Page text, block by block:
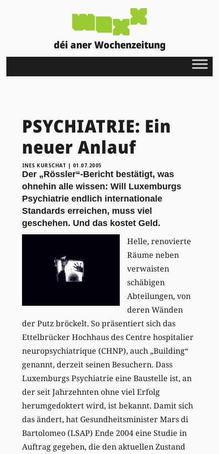
déi aner Wochenzeitung
PSYCHIATRIE: Ein
neuer Anlauf
INES KURSCHAT | 01.07.2005
Der „Rössler“-Bericht bestätigt, was
ohnehin alle wissen: Will Luxemburgs
Psychiatrie endlich internationale
Standards erreichen, muss viel
geschehen. Und das kostet Geld.
Helle, renovierte
Räume neben
verwaisten
schäbigen
Abteilungen, von
deren Wänden
der Putz bröckelt. So präsentiert sich das
Ettelbrücker Hochhaus des Centre hospitalier
neuropsychiatrique (CHNP), auch „Building“
genannt, derzeit seinen Besuchern. Dass
Luxemburgs Psychiatrie eine Baustelle ist, an
der seit Jahrzehnten ohne viel Erfolg
herumgedoktert wird, ist bekannt. Damit sich
das ändert, hat Gesundheitsminister Mars di
Bartolomeo (LSAP) Ende 2004 eine Studie in
Auftrag gegeben, die den aktuellen Zustand